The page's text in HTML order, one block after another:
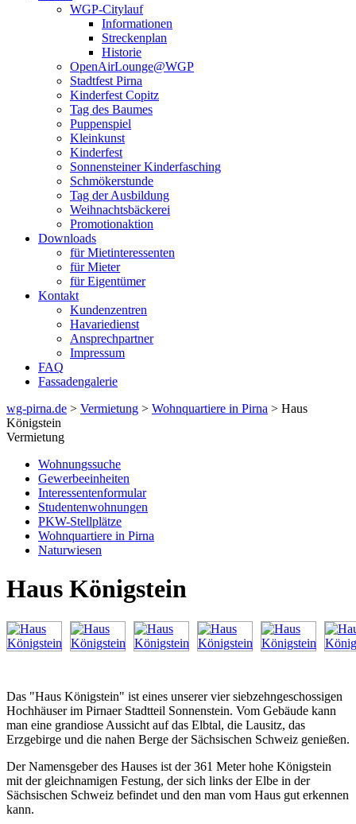
WGP-Citylauf
Informationen
Streckenplan
Historie
OpenAirLounge@WGP
Stadtfest Pirna
Kinderfest Copitz
Tag des Baumes
Puppenspiel
Kleinkunst
Kinderfest
Sonnensteiner Kinderfasching
Schmökerstunde
Tag der Ausbildung
Weihnachtsbäckerei
Promotionaktion
Downloads
für Mietinteressenten
für Mieter
für Eigentümer
Kontakt
Kundenzentren
Havariedienst
Ansprechpartner
Impressum
FAQ
Fassadengalerie
wg-pirna.de > Vermietung > Wohnquartiere in Pirna > Haus
Königstein
Vermietung
Wohnungssuche
Gewerbeeinheiten
Interessentenformular
Studentenwohnungen
PKW-Stellplätze
Wohnquartiere in Pirna
Naturwiesen
Haus Königstein
Das "Haus Königstein" ist eines unserer vier siebzehngeschossigen
Hochhäuser im Pirnaer Stadtteil Sonnenstein. Vom Gebäude kann
man eine grandiose Aussicht auf das Elbtal, die Lausitz, das
Erzgebirge und die nahen Berge der Sächsischen Schweiz genießen.
Der Namensgeber des Hauses ist der 361 Meter hohe Königstein
mit der gleichnamigen Festung, der sich links der Elbe in der
Sächsischen Schweiz befindet und den man vom Haus gut erkennen
kann.